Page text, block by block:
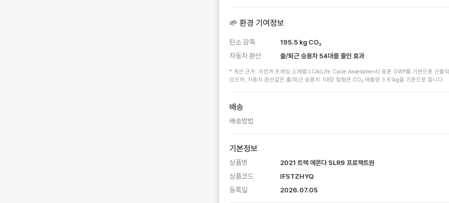
🌱 환경 기여정보
탄소 감축 195.5 kg CO₂
자동차 환산 출/퇴근 승용차 54대를 줄인 효과
* 계산 근거: 자전거 프레임 소재별 LCA(Life Cycle Assessment) 표준 GWP를 기반으로 산출되
었으며, 자동차 환산값은 출/퇴근 승용차 1대당 일평균 CO₂ 배출량 3.61kg을 기준으로 합니다.
배송
배송방법
기본정보
상품명 2021 트렉 에몬다 SLR9 프로젝트원
상품코드 IFSTZHYQ
등록일 2026.07.05